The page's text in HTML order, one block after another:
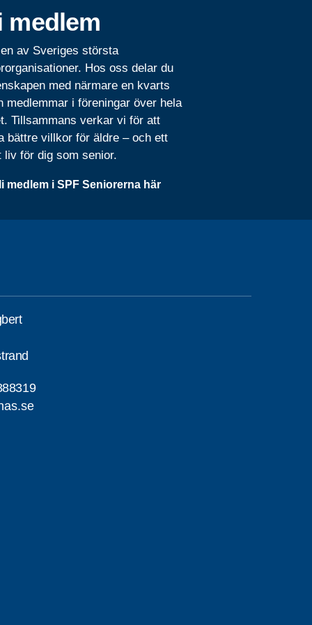
medlem
av Sveriges största
Hos oss delar du
med närmare en kvarts
medlemmar i föreningar över hela
Tillsammans verkar vi för att
bättre villkor för äldre – och ett
liv för dig som senior.
medlem i SPF Seniorerna här